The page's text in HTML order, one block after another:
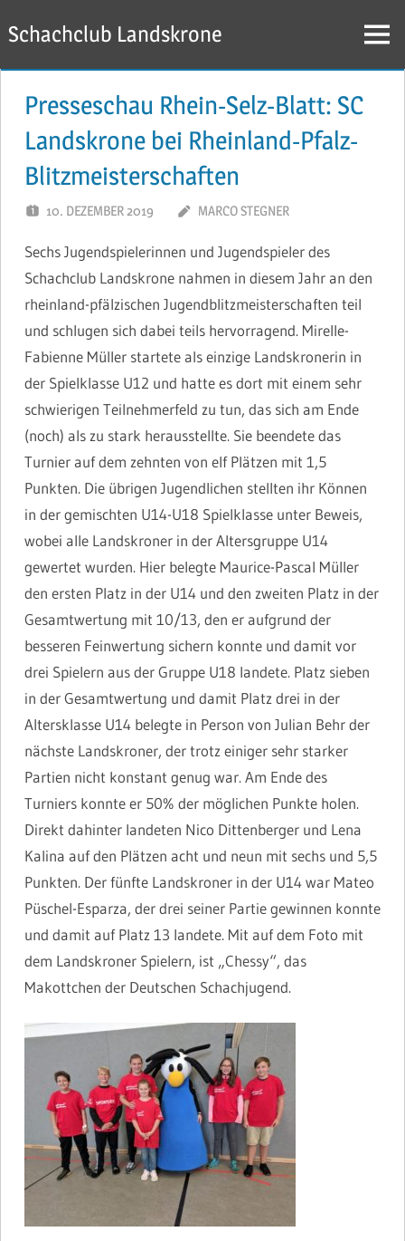
Inhalt
springen
Schachclub Landskrone Menü
Presseschau Rhein-Selz-Blatt: SC
Landskrone bei Rheinland-Pfalz-
Blitzmeisterschaften
10. DEZEMBER 2019 MARCO STEGNER
Sechs Jugendspielerinnen und Jugendspieler des
Schachclub Landskrone nahmen in diesem Jahr an den
rheinland-pfälzischen Jugendblitzmeisterschaften teil
und schlugen sich dabei teils hervorragend. Mirelle-
Fabienne Müller startete als einzige Landskronerin in
der Spielklasse U12 und hatte es dort mit einem sehr
schwierigen Teilnehmerfeld zu tun, das sich am Ende
(noch) als zu stark herausstellte. Sie beendete das
Turnier auf dem zehnten von elf Plätzen mit 1,5
Punkten. Die übrigen Jugendlichen stellten ihr Können
in der gemischten U14-U18 Spielklasse unter Beweis,
wobei alle Landskroner in der Altersgruppe U14
gewertet wurden. Hier belegte Maurice-Pascal Müller
den ersten Platz in der U14 und den zweiten Platz in der
Gesamtwertung mit 10/13, den er aufgrund der
besseren Feinwertung sichern konnte und damit vor
drei Spielern aus der Gruppe U18 landete. Platz sieben
in der Gesamtwertung und damit Platz drei in der
Altersklasse U14 belegte in Person von Julian Behr der
nächste Landskroner, der trotz einiger sehr starker
Partien nicht konstant genug war. Am Ende des
Turniers konnte er 50% der möglichen Punkte holen.
Direkt dahinter landeten Nico Dittenberger und Lena
Kalina auf den Plätzen acht und neun mit sechs und 5,5
Punkten. Der fünfte Landskroner in der U14 war Mateo
Püschel-Esparza, der drei seiner Partie gewinnen konnte
und damit auf Platz 13 landete. Mit auf dem Foto mit
dem Landskroner Spielern, ist „Chessy“, das
Makottchen der Deutschen Schachjugend.